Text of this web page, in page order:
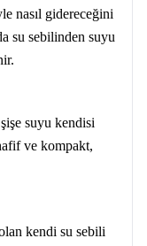
nasıl gidereceğini
su sebilinden suyu
suyu kendisi
ve kompakt,
kendi su sebili